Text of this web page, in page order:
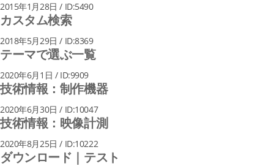
2015年1月28日 / ID:5490
カスタム検索
2018年5月29日 / ID:8369
テーマで選ぶ一覧
2020年6月1日 / ID:9909
技術情報：制作機器
2020年6月30日 / ID:10047
技術情報：映像計測
2020年8月25日 / ID:10222
ダウンロード｜テスト